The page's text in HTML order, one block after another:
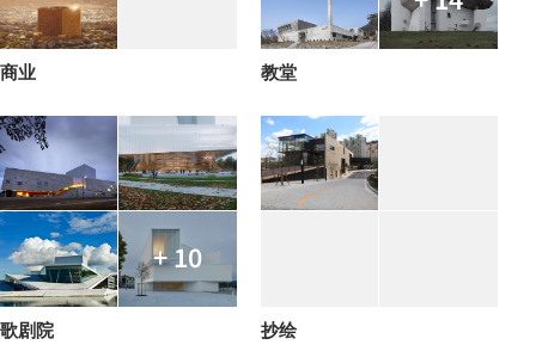
商业 教堂
+ 10
歌剧院 抄绘